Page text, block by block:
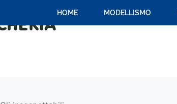
HOME MODELLISMO